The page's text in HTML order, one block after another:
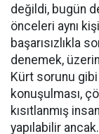
değildi, bugün
önceleri aynı
başarısızlıkla
denemek,
Kürt sorunu
konuşulması,
kısıtlanmış
yapılabilir